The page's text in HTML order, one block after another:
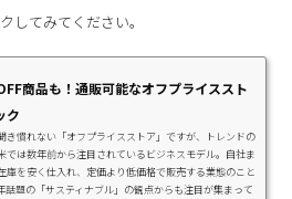
してみてください。
商品も！通販可能なオフプライススト
ク
き慣れない「オフプライスストア」ですが、トレンドの
では数年前から注目されているビジネスモデル。自社ま
庫を安く仕入れ、定価より低価格で販売する業態のこと
話題の「サスティナブル」の観点からも注目が集まって